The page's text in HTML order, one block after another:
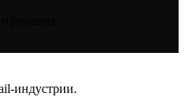
индустрии.